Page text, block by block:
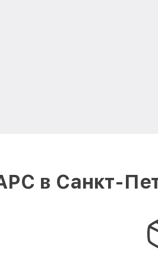
в Санкт-